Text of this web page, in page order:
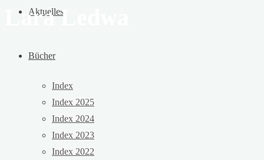
Aktuelles
Bücher
Index
Index 2025
Index 2024
Index 2023
Index 2022
Lara Ledwa